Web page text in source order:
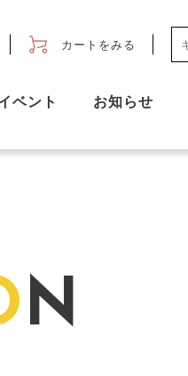
ベント お知らせ
カートをみる
N